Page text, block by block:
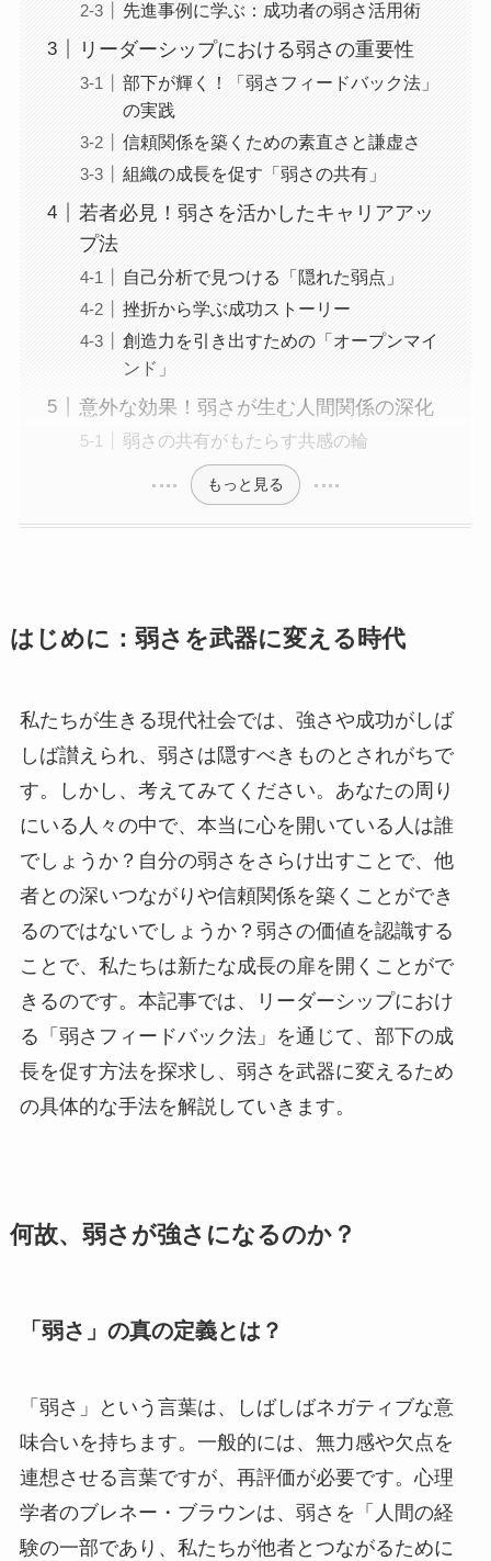
先進事例に学ぶ：成功者の弱さ活用術
リーダーシップにおける弱さの重要性
部下が輝く！「弱さフィードバック法」
の実践
信頼関係を築くための素直さと謙虚さ
組織の成長を促す「弱さの共有」
若者必見！弱さを活かしたキャリアアッ
プ法
自己分析で見つける「隠れた弱点」
挫折から学ぶ成功ストーリー
創造力を引き出すための「オープンマイ
ンド」
意外な効果！弱さが生む人間関係の深化
弱さの共有がもたらす共感の輪
もっと見る
はじめに：弱さを武器に変える時代
私たちが生きる現代社会では、強さや成功がしば
しば讃えられ、弱さは隠すべきものとされがちで
す。しかし、考えてみてください。あなたの周り
にいる人々の中で、本当に心を開いている人は誰
でしょうか？自分の弱さをさらけ出すことで、他
者との深いつながりや信頼関係を築くことができ
るのではないでしょうか？弱さの価値を認識する
ことで、私たちは新たな成長の扉を開くことがで
きるのです。本記事では、リーダーシップにおけ
る「弱さフィードバック法」を通じて、部下の成
長を促す方法を探求し、弱さを武器に変えるため
の具体的な手法を解説していきます。
何故、弱さが強さになるのか？
「弱さ」の真の定義とは？
「弱さ」という言葉は、しばしばネガティブな意
味合いを持ちます。一般的には、無力感や欠点を
連想させる言葉ですが、再評価が必要です。心理
学者のブレネー・ブラウンは、弱さを「人間の経
験の一部であり、私たちが他者とつながるために